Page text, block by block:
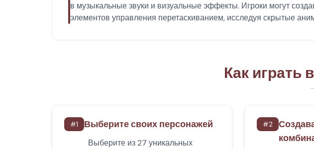
в музыкальные звуки и визуальные эффекты. Игроки могут
элементов управления перетаскиванием, исследуя скрытые
Как играть
#1 Выберите своих персонажей
Выберите из 27 уникальных
#2